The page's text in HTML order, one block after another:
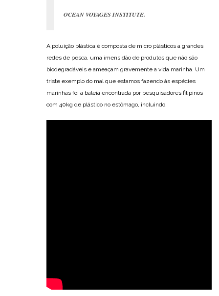
OCEAN VOYAGES INSTITUTE.
A poluição plástica é composta de micro plásticos a grandes
redes de pesca, uma imensidão de produtos que não são
biodegradáveis e ameaçam gravemente a vida marinha. Um
triste exemplo do mal que estamos fazendo às espécies
marinhas foi a baleia encontrada por pesquisadores filipinos
com 40kg de plástico no estômago, incluindo.